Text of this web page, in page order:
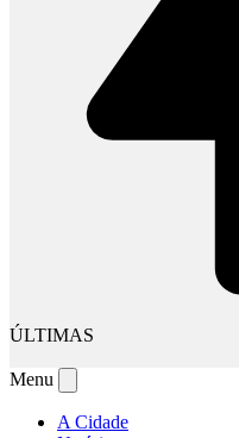
ÚLTIMAS
Menu
A Cidade